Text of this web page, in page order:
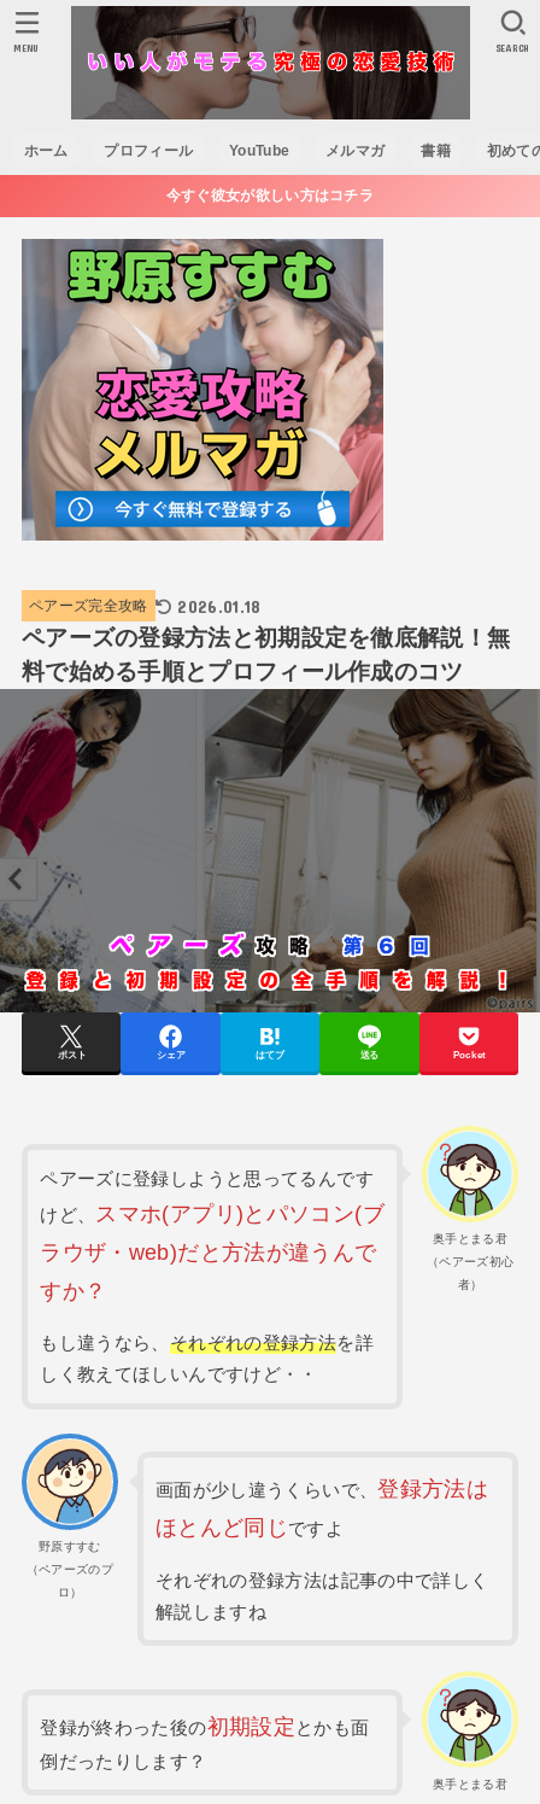
ホーム プロフィール YouTube メルマガ 書籍 初めて
SEARCH
MENU
今すぐ彼女が欲しい方はコチラ
ペアーズ完全攻略 2026.01.18
ペアーズの登録方法と初期設定を徹底解説！無
料で始める手順とプロフィール作成のコツ
ポスト シェア はてブ 送る Pocket
奥手とまる君
（ペアーズ初心
者）
ペアーズに登録しようと思ってるんです
けど、
スマホ(アプリ)とパソコン(ブ
ラウザ・web)だと方法が違うんで
すか？
もし違うなら、 それぞれの登録方法を詳
しく教えてほしいんですけど・・
野原すすむ
（ペアーズのプ
ロ）
画面が少し違うくらいで、登録方法は
ほとんど同じですよ
それぞれの登録方法は記事の中で詳しく
解説しますね
奥手とまる君
登録が終わった後の初期設定 とかも面
倒だったりします？